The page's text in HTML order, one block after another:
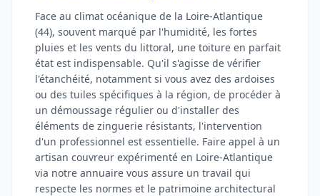
Face au climat océanique de la Loire-Atlantique
(44), souvent marqué par l'humidité, les fortes
pluies et les vents du littoral, une toiture en parfait
état est indispensable. Qu'il s'agisse de vérifier
l'étanchéité, notamment si vous avez des ardoises
ou des tuiles spécifiques à la région, de procéder à
un démoussage régulier ou d'installer des
éléments de zinguerie résistants, l'intervention
d'un professionnel est essentielle. Faire appel à un
artisan couvreur expérimenté en Loire-Atlantique
via notre annuaire vous assure un travail qui
respecte les normes et le patrimoine architectural